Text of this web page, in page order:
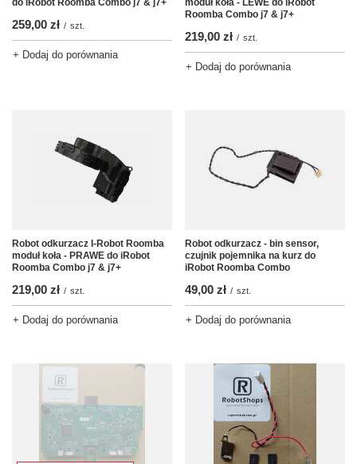
259,00 zł / szt.
+ Dodaj do porównania
Roomba Combo j7 & j7+
219,00 zł / szt.
+ Dodaj do porównania
Robot odkurzacz I-Robot Roomba
moduł koła - PRAWE do iRobot
Roomba Combo j7 & j7+
219,00 zł / szt.
+ Dodaj do porównania
Robot odkurzacz - bin sensor,
czujnik pojemnika na kurz do
iRobot Roomba Combo
49,00 zł / szt.
+ Dodaj do porównania